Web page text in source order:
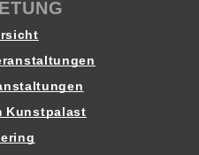
Kunstpalast